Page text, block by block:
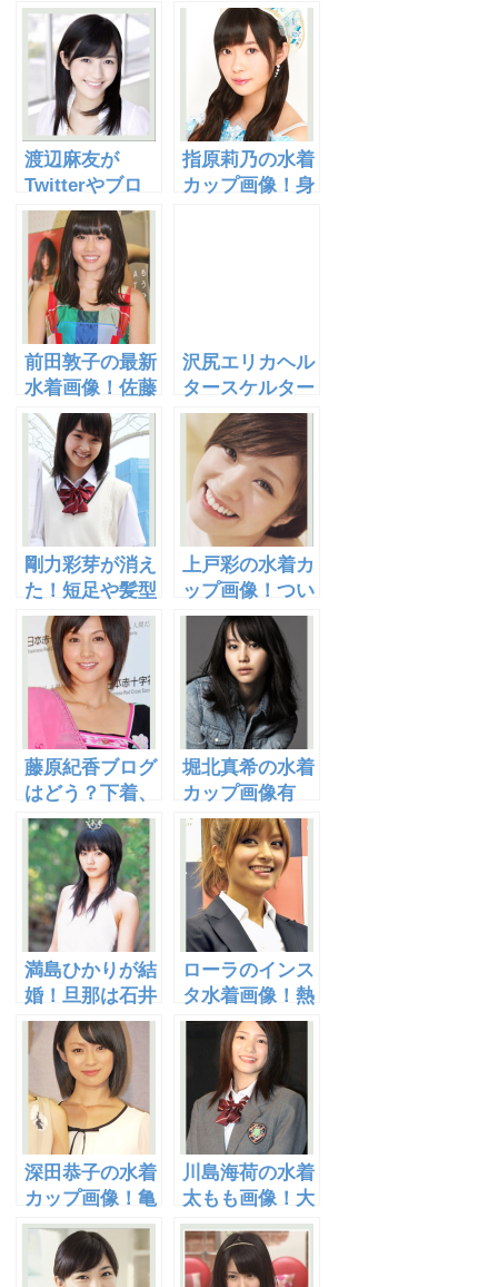
挑戦！46歳で美
脚ってマジ？
[画像有]
していた！ブロ
グでの告白と
は？
渡辺麻友が
Twitterやブロ
グ、755で激し
い？水着カップ
画像あり！
指原莉乃の水着
カップ画像！身
前田敦子の最新
水着画像！佐藤
健や大島優子と
の仲は？現在の
髪型は？
沢尻エリカヘル
タースケルター
画像！離婚成
立？メイク、髪
型もgood！
剛力彩芽が消え
た！短足や髪型
が原因か？最新
画像あり！
上戸彩の水着カ
ップ画像！つい
に妊娠か？ボブ
風の髪型がかわ
いい！
藤原紀香ブログ
はどう？下着、
水着画像あり！
宗教の噂も気に
なる！
堀北真希の水着
カップ画像有
り！彼氏は櫻井
翔？ドラマ演技
の評判は？
満島ひかりが結
婚！旦那は石井
裕也？実は弟や
妹も芸能人！
[画像あり]
ローラのインス
タ水着画像！熱
愛相手は有田哲
平か中居正広？
深田恭子の水着
カップ画像！亀
梨和也と熱愛？
体重や髪型はど
う？
川島海荷の水着
太もも画像！大
野智との現在っ
て？ブログの内
容は？